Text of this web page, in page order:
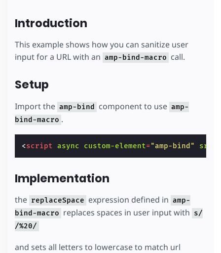
Introduction
This example shows how you can sanitize user
input for a URL with an amp-bind-macro call.
Setup
Import the amp-bind component to use amp-
bind-macro .
<script async custom-element="amp-bind" src
Implementation
the replaceSpace expression defined in amp-
bind-macro replaces spaces in user input with s/
/%20/
and sets all letters to lowercase to match url